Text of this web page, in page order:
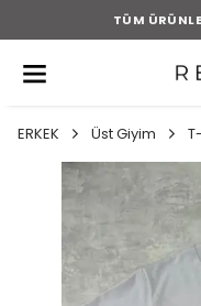
TÜM
ERKEK Üst Giyim